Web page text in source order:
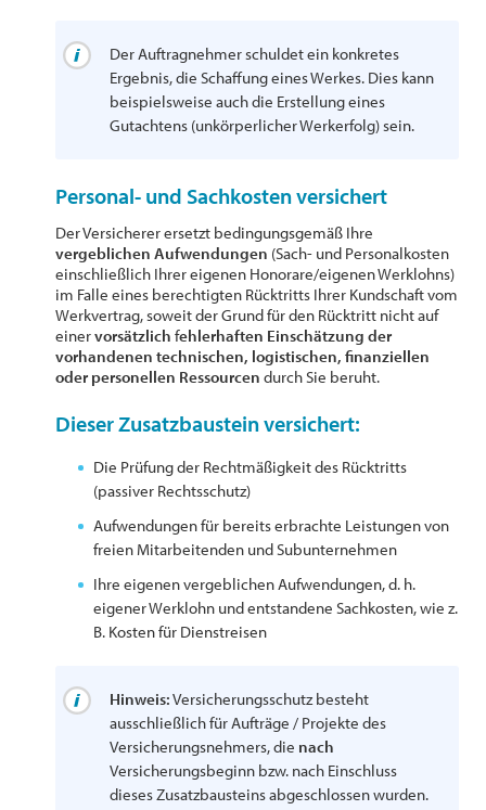
Der Auftragnehmer schuldet ein konkretes
Ergebnis, die Schaffung eines Werkes. Dies kann
beispielsweise auch die Erstellung eines
Gutachtens (unkörperlicher Werkerfolg) sein.
Personal- und Sachkosten versichert
Der Versicherer ersetzt bedingungsgemäß Ihre
vergeblichen Aufwendungen (Sach- und Personalkosten
einschließlich Ihrer eigenen Honorare/eigenen Werklohns)
im Falle eines berechtigten Rücktritts Ihrer Kundschaft vom
Werkvertrag, soweit der Grund für den Rücktritt nicht auf
einervorsätzlich fehlerhaften Einschätzung der
vorhandenen technischen, logistischen, finanziellen
oder personellen Ressourcen durch Sie beruht.
Dieser Zusatzbaustein versichert:
Die Prüfung der Rechtmäßigkeit des Rücktritts
(passiver Rechtsschutz)
Aufwendungen für bereits erbrachte Leistungen von
freien Mitarbeitenden und Subunternehmen
Ihre eigenen vergeblichen Aufwendungen, d. h.
eigener Werklohn und entstandene Sachkosten, wie z.
B. Kosten für Dienstreisen
Hinweis:Versicherungsschutz besteht
ausschließlich für Aufträge / Projekte des
Versicherungsnehmers, die nach
Versicherungsbeginn bzw. nach Einschluss
dieses Zusatzbausteins abgeschlossen wurden.